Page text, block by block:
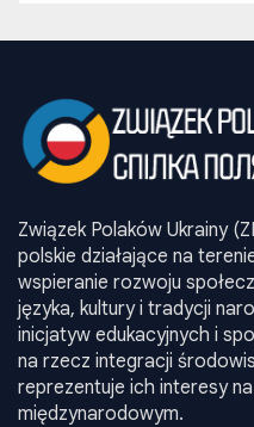
Związek Polaków Ukrainy
polskie działające na
wspieranie rozwoju
języka, kultury i tradycji
inicjatyw edukacyjnych i
na rzecz integracji
reprezentuje ich interesy
międzynarodowym.